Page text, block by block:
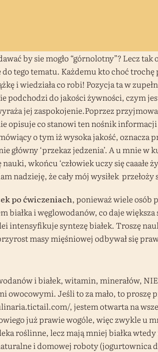
by sie mogło “górnolotny”? Lecz
tego tematu. Każdemu kto choć
i wiedziała co robi! Pozycja ta w
do jakości żywności, czym
jej zaspokojenie.Poprzez
opisuje co stanowi ten nośnik
o tym iż wysoka jakość,
‘przekaz jedzenia’. A u mnie w
wkońcu ‘człowiek uczy się caaałe
że cały mój wysiłek przełoży
po ćwiczeniach, ponieważ wiele osób
białka i węglowodanów, co daje
syntezę białek. Troszę
masy mięśniowej odbywał się
i białek, witamin, minerałów,
Jeśli to za mało, to proszę
, jestem otwarta na
już prawie wogóle, więc zwykle u
roślinne, lecz mają mniej białka
i domowej roboty (jogurtownica